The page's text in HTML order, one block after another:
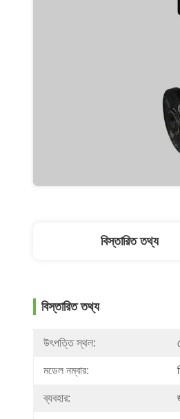
বিস্তারিত তথ্য
বিস্তারিত তথ্য
উৎপত্তি স্থল:
মডেল নম্বার:
ব্যবহার: